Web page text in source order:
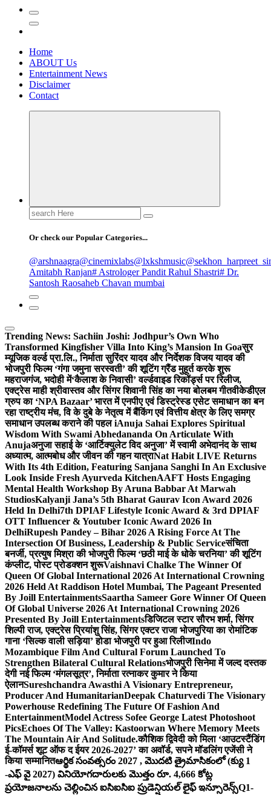
Home
ABOUT Us
Entertainment News
Disclaimer
Contact
Search
for:
Or check our Popular Categories...
@arshnaagra@cinemixlabs@lxkshmusic
Amitabh Ranjan# Astrologer Pandit Rahul Shastri# Dr.
Santosh Raosaheb Chavan mumbai
Trending News: Sachiin Joshi: Jodhpur’s Own Who
Transformed Kingfisher Villa Into King’s Mansion In Goaसुर
म्यूजिक वर्ल्ड प्रा.लि., निर्माता सुरिंदर यादव और निर्देशक विजय यादव की
भोजपुरी फिल्म ‘गंगा जमुना सरस्वती’ की शूटिंग ग्रैंड मुहूर्त करके शुरू
महराजगंज, भदोही में‘कैलाश के निवासी’ वर्ल्डवाइड रिकॉर्ड्स पर रिलीज,
एक्ट्रेस माही श्रीवास्तव और सिंगर शिवानी सिंह का नया बोलबम गीतवीकेडीएल
ग्रुप का ‘NPA Bazaar’ भारत में एनपीए एवं डिस्ट्रेस्ड एसेट समाधान का बन
रहा राष्ट्रीय मंच, वि के दुबे के नेतृत्व में बैंकिंग एवं वित्तीय क्षेत्र के लिए समग्र
समाधान उपलब्ध कराने की पहल iAnuja Sahai Explores Spiritual
Wisdom With Swami Abhedananda On Articulate With
Anujaअनुजा सहाई के ‘आर्टिक्युलेट विद अनुजा’ में स्वामी अभेदानंद के साथ
अध्यात्म, आत्मबोध और जीवन की गहन यात्राNat Habit LIVE Returns
With Its 4th Edition, Featuring Sanjana Sanghi In An Exclusive
Look Inside Fresh Ayurveda KitchenAAFT Hosts Engaging
Mental Health Workshop By Aruna Babbar At Marwah
StudiosKalyanji Jana’s 5th Bharat Gaurav Icon Award 2026
Held In Delhi7th DPIAF Lifestyle Iconic Award & 3rd DPIAF
OTT Influencer & Youtuber Iconic Award 2026 In
DelhiRupesh Pandey – Bihar 2026 A Rising Force At The
Intersection Of Business, Leadership & Public Serviceसंचिता
बनर्जी, प्रत्युष मिश्रा की भोजपुरी फिल्म ‘छठी माई के धोके चरनिया’ की शूटिंग
कंप्लीट, पोस्ट प्रोडक्शन शुरूVaishnavi Chalke The Winner Of
Queen Of Global International 2026 At International Crowning
2026 Held At Raddison Hotel Mumbai, The Pageant Presented
By Joill EntertainmentsSaartha Sameer Gore Winner Of Queen
Of Global Universe 2026 At International Crowning 2026
Presented By Joill Entertainmentsडिजिटल स्टार सौरभ शर्मा, सिंगर
शिल्पी राज, एक्ट्रेस प्रियांशु सिंह, सिंगर एक्टर राजा भोजपुरिया का रोमांटिक
गाना ‘सिल्क वाली सड़िया’ होडा भोजपुरी पर हुआ रिलीजIndo
Mozambique Film And Cultural Forum Launched To
Strengthen Bilateral Cultural Relationsभोजपुरी सिनेमा में जल्द दस्तक
देगी नई फिल्म ‘मंगलसूत्र’, निर्माता रत्नाकर कुमार ने किया
ऐलानSureshchandra Awasthi A Visionary Entrepreneur,
Producer And HumanitarianDeepak Chaturvedi The Visionary
Powerhouse Redefining The Future Of Fashion And
EntertainmentModel Actress Sofee George Latest Photoshoot
PicsEchoes Of The Valley: Kastoorwan Where Memory Meets
The Mountain Air And Solitude.कौशिक द्विवेदी को मिला ‘आउटस्टैंडिंग
ई-कॉमर्स शूट ऑफ द ईयर 2026-2027’ का अवॉर्ड, सपने मॉडलिंग एजेंसी ने
किया सम्मानितఆర్థిక సంవత్సరం 2027 , మొదటి త్రైమాసికంలో (క్యు 1
-ఎఫ్ వై 2027) వినియోగదారులకు మొత్తం రూ. 4,666 కోట్ల
ప్రయోజనాలను చెల్లించిన ఐసిఐసిఐ ప్రుడెన్షియల్ లైఫ్ ఇన్సూరెన్స్Q1-